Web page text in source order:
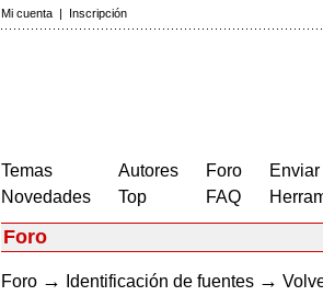
Mi cuenta | Inscripción
Temas
Novedades
Autores
Top
Foro
FAQ
Foro
Foro → Identificación de fuentes →